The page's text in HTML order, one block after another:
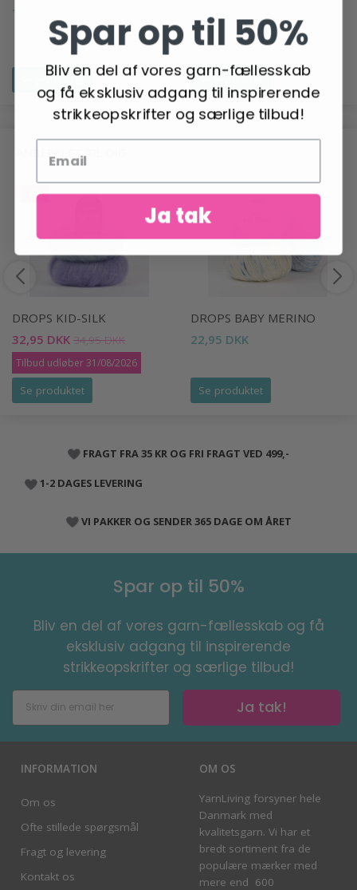
12,95 DKK
Se produktet Se produktet
ANBEFALET TIL DIG
-6%
DROPS KID-SILK
32,95 DKK 34,95 DKK
Tilbud udløber 31/08/2026
Se produktet
DROPS BABY MERINO
22,95 DKK
Se produktet
FRAGT FRA 35 KR OG FRI FRAGT VED 499,-
1-2 DAGES LEVERING
VI PAKKER OG SENDER 365 DAGE OM ÅRET
Spar op til 50%
Bliv en del af vores garn-fællesskab og få
eksklusiv adgang til inspirerende
strikkeopskrifter og særlige tilbud!
Ja tak!
INFORMATION
Om os
Ofte stillede spørgsmål
Fragt og levering
Kontakt os
OM OS
YarnLiving forsyner hele
Danmark med
kvalitetsgarn. Vi har et
bredt sortiment fra de
populære mærker med
mere end 600
Spar op til 50%
Bliv en del af vores garn-fællesskab
og få eksklusiv adgang til inspirerende
strikkeopskrifter og særlige tilbud!
Ja tak